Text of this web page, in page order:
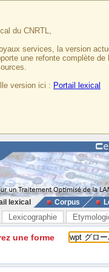
du CNRTL,
services, la version
une refonte complète
version ici : Portail lexical
lexical Corpus
Lexicographie
une forme